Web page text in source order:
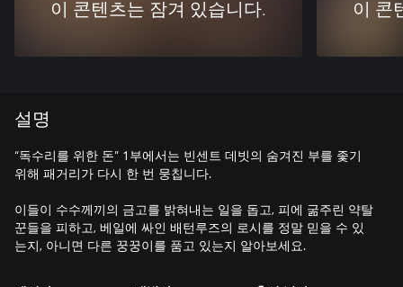
이 콘텐츠는 잠겨 있습니다. 이 콘
설명
“독수리를 위한 돈” 1부에서는 빈센트 데빗의 숨겨진 부를 좇기
위해 패거리가 다시 한 번 뭉칩니다.
이들이 수수께끼의 금고를 밝혀내는 일을 돕고, 피에 굶주린 약탈
꾼들을 피하고, 베일에 싸인 배턴루즈의 로시를 정말 믿을 수 있
는지, 아니면 다른 꿍꿍이를 품고 있는지 알아보세요.